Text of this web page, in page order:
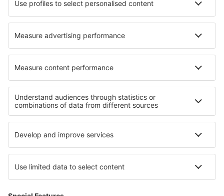
Unterkunft in Bärnau Unterkunft in Mayaguana
Unterkunft in Lédenon Unterkunft in Annot
Die besten Unterkünfte - Regionen
Unterkunft in Gröden Unterkunft in Apulien
Unterkunft in Italy - sun and beach Unterkunft beim Gardasee
Unterkunft in Val di Sole Unterkunft auf der Central Anatolia
Unterkunft in Vysocina Unterkunft in Serbien
Unterkunft in Costa Vasca Unterkunft im Heiligkreuzgebirge